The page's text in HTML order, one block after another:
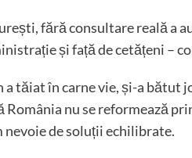
fără consultare reală a
și față de cetățeni –
a tăiat în carne vie, și-a
România nu se reformează
nevoie de soluții echilibrate.